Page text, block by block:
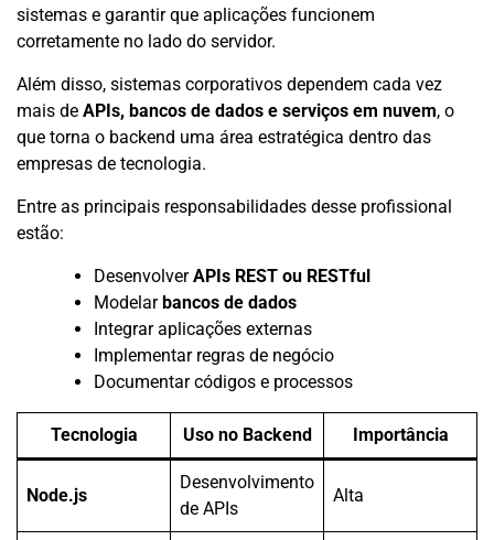
sistemas e garantir que aplicações funcionem
corretamente no lado do servidor.
Além disso, sistemas corporativos dependem cada vez
mais de APIs, bancos de dados e serviços em nuvem, o
que torna o backend uma área estratégica dentro das
empresas de tecnologia.
Entre as principais responsabilidades desse profissional
estão:
DesenvolverAPIs REST ou RESTful
Modelarbancos de dados
Integrar aplicações externas
Implementar regras de negócio
Documentar códigos e processos
Tecnologia Uso no Backend Importância
Node.js
Desenvolvimento
de APIs
Alta